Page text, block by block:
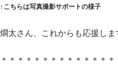
↑こちらは写真撮影サポートの様子
燗太さん、これからも応援しま
＊＊＊＊＊＊＊＊＊＊＊＊＊